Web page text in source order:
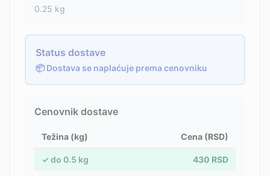
0.25 kg
Status dostave
📦 Dostava se naplaćuje prema cenovniku
Cenovnik dostave
Težina (kg) Cena (RSD)
✓ do 0.5 kg 430 RSD